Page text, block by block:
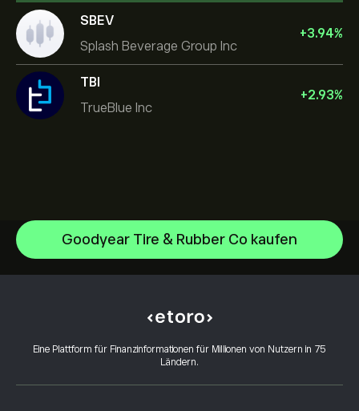
SBEV
Splash Beverage Group Inc
+3.94%
TBI
TrueBlue Inc
+2.93%
Goodyear Tire & Rubber Co kaufen
Eine Plattform für Finanzinformationen für Millionen von Nutzern in 75
Ländern.
NVIDIA Corporation
Hilfezentrum
Konto eröffnen
Wie funktioniert CopyTrading
Was sind Hebel und Margin
Kaufs- und Verkaufspositionen
Warum eToro wählen